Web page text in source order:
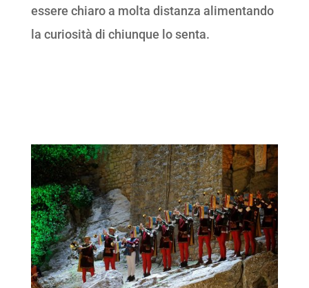
essere chiaro a molta distanza alimentando
la curiosità di chiunque lo senta.